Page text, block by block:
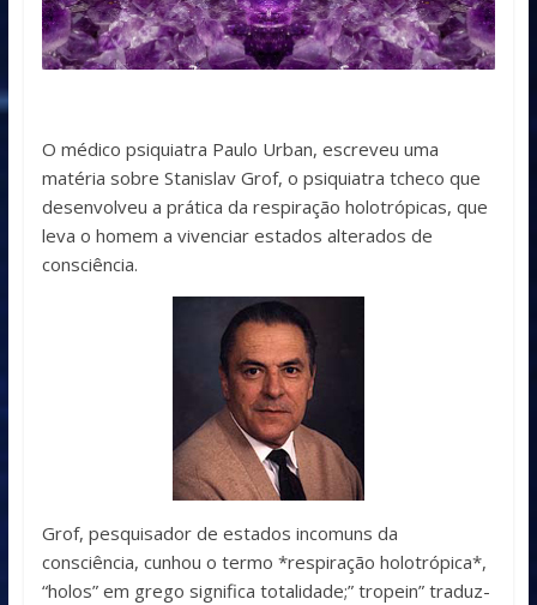
O médico psiquiatra Paulo Urban, escreveu uma
matéria sobre Stanislav Grof, o psiquiatra tcheco que
desenvolveu a prática da respiração holotrópicas, que
leva o homem a vivenciar estados alterados de
consciência.
Grof, pesquisador de estados incomuns da
consciência, cunhou o termo *respiração holotrópica*,
“holos” em grego significa totalidade;” tropein” traduz-